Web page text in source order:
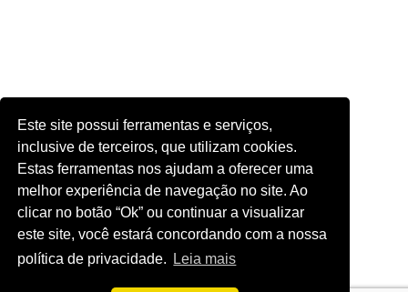
Este site possui ferramentas e serviços,
inclusive de terceiros, que utilizam cookies.
Estas ferramentas nos ajudam a oferecer uma
melhor experiência de navegação no site. Ao
clicar no botão “Ok” ou continuar a visualizar
este site, você estará concordando com a nossa
política de privacidade.
Leia mais